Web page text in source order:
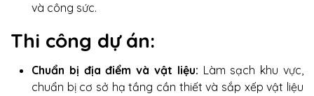
và công sức.
Thi công dự án:
Chuẩn bị địa điểm và vật liệu: Làm sạch khu vực,
chuẩn bị cơ sở hạ tầng cần thiết và sắp xếp vật liệu